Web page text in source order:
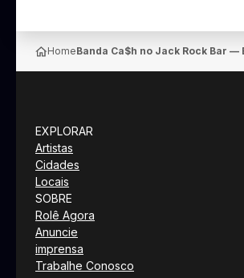
HomeBanda Ca$h no Jack Rock Bar —
EXPLORAR
Artistas
Cidades
Locais
SOBRE
Rolê Agora
Anuncie
imprensa
Trabalhe Conosco